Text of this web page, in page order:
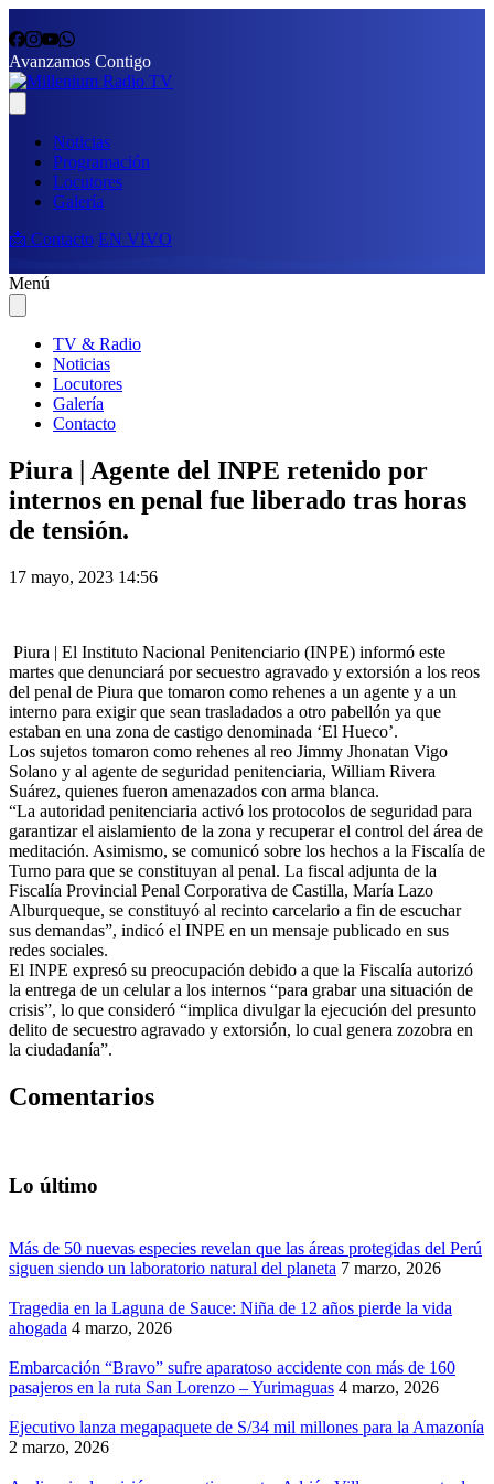
Avanzamos Contigo
Noticias
Programación
Locutores
Galería
📩 Contacto EN VIVO
Menú
TV & Radio
Noticias
Locutores
Galería
Contacto
Piura | Agente del INPE retenido por
internos en penal fue liberado tras horas
de tensión.
17 mayo, 2023 14:56
Piura | El Instituto Nacional Penitenciario (INPE) informó este
martes que denunciará por secuestro agravado y extorsión a los reos
del penal de Piura que tomaron como rehenes a un agente y a un
interno para exigir que sean trasladados a otro pabellón ya que
estaban en una zona de castigo denominada ‘El Hueco’.
Los sujetos tomaron como rehenes al reo Jimmy Jhonatan Vigo
Solano y al agente de seguridad penitenciaria, William Rivera
Suárez, quienes fueron amenazados con arma blanca.
“La autoridad penitenciaria activó los protocolos de seguridad para
garantizar el aislamiento de la zona y recuperar el control del área de
meditación. Asimismo, se comunicó sobre los hechos a la Fiscalía de
Turno para que se constituyan al penal. La fiscal adjunta de la
Fiscalía Provincial Penal Corporativa de Castilla, María Lazo
Alburqueque, se constituyó al recinto carcelario a fin de escuchar
sus demandas”, indicó el INPE en un mensaje publicado en sus
redes sociales.
El INPE expresó su preocupación debido a que la Fiscalía autorizó
la entrega de un celular a los internos “para grabar una situación de
crisis”, lo que consideró “implica divulgar la ejecución del presunto
delito de secuestro agravado y extorsión, lo cual genera zozobra en
la ciudadanía”.
Comentarios
Lo último
Más de 50 nuevas especies revelan que las áreas protegidas del Perú
siguen siendo un laboratorio natural del planeta 7 marzo, 2026
Tragedia en la Laguna de Sauce: Niña de 12 años pierde la vida
ahogada 4 marzo, 2026
Embarcación “Bravo” sufre aparatoso accidente con más de 160
pasajeros en la ruta San Lorenzo – Yurimaguas 4 marzo, 2026
Ejecutivo lanza megapaquete de S/34 mil millones para la Amazonía
2 marzo, 2026